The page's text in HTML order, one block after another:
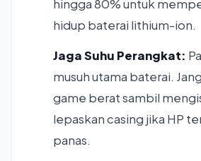
hingga 80% untuk
hidup baterai lithium-ion.
Jaga Suhu Perangkat:
musuh utama baterai.
game berat sambil
lepaskan casing jika HP
panas.